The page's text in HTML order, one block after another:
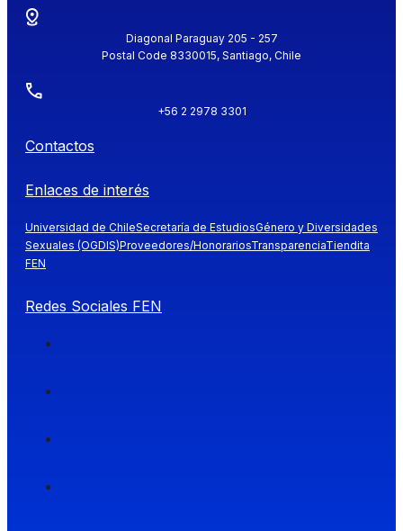
Diagonal Paraguay 205 - 257
Postal Code 8330015, Santiago, Chile
+56 2 2978 3301
Contactos
Enlaces de interés
Universidad de ChileSecretaría de EstudiosGénero y Diversidades
Sexuales (OGDIS)Proveedores/HonorariosTransparenciaTiendita
FEN
Redes Sociales FEN